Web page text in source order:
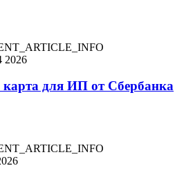
2026
карта для ИП от Сбербанка